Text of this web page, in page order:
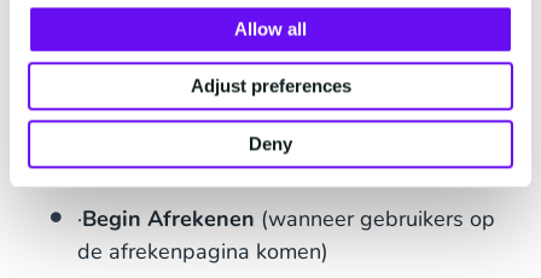
Allow all
Adjust preferences
Deny
gebruikers een ticket of extra product aan
hun winkelwagen toevoegen)
Verwijderen uit winkelwagen(wanneer
gebruikers een ticket of ander product uit
hun winkelwagen verwijderen)
·Begin Afrekenen (wanneer gebruikers op
de afrekenpagina komen)